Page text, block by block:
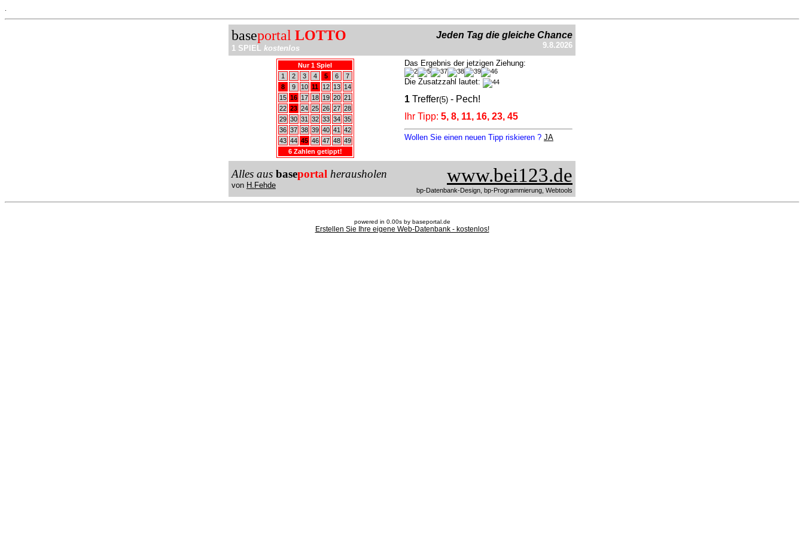
baseportal LOTTO
1 SPIEL kostenlos
Jeden Tag die gleiche Chance
9.8.2026
Nur 1 Spiel
1
2 3 4 5 6
7
8
9 10 11 12 13
14
15 16 17 18 19 20 21
22 23 24 25 26 27 28
29 30 31 32 33 34 35
36 37 38 39 40 41
42
43 44 45 46 47 48 49
6 Zahlen getippt!
Das Ergebnis der jetzigen Ziehung:
Die Zusatzzahl lautet:
1 Treffer(5) - Pech!
Ihr Tipp: 5, 8, 11, 16, 23, 45
Wollen Sie einen neuen Tipp riskieren ? JA
Alles aus baseportal herausholen
von H.Fehde www.bei123.de
bp-Datenbank-Design, bp-Programmierung, Webtools
powered in 0.00s by baseportal.de
Erstellen Sie Ihre eigene Web-Datenbank - kostenlos!